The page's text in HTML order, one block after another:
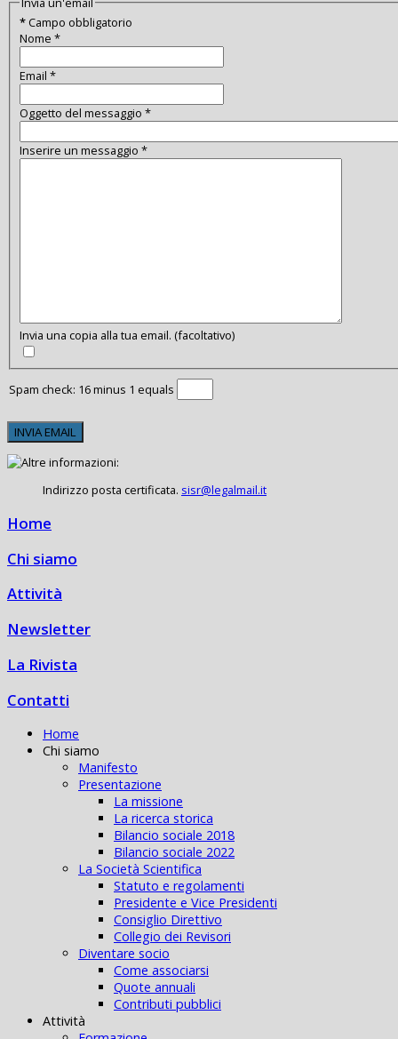
*Campo obbligatorio
Nome *
Email *
Oggetto del messaggio *
Inserire un messaggio *
Invia una copia alla tua email. (facoltativo)
Spam check: 16 minus 1 equals
INVIA EMAIL
Indirizzo posta certificata. sisr@legalmail.it
Home
Chi siamo
Attività
Newsletter
La Rivista
Contatti
Home
Chi siamo
Manifesto
Presentazione
La missione
La ricerca storica
Bilancio sociale 2018
Bilancio sociale 2022
La Società Scientifica
Statuto e regolamenti
Presidente e Vice Presidenti
Consiglio Direttivo
Collegio dei Revisori
Diventare socio
Come associarsi
Quote annuali
Contributi pubblici
Attività